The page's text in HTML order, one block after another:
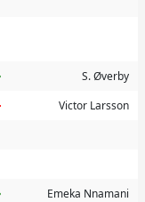
S. Øverby
Victor Larsson
Emeka Nnamani